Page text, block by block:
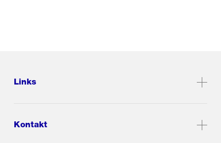
Links
Kontakt